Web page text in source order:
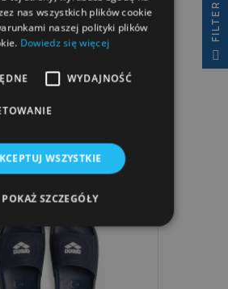
Arena Marco Active
206,99 zł
R
nas wszystkich plików cookie
naszej polityki plików
Dowiedz się więcej
WYDAJNOŚĆ
WSZYSTKIE
POKAŻ SZCZEGÓŁY